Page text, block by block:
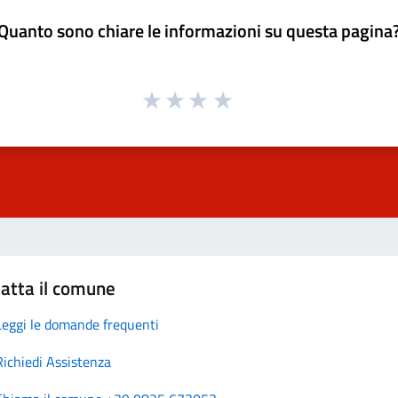
sono chiare le informazioni su questa
il comune
le domande frequenti
Assistenza